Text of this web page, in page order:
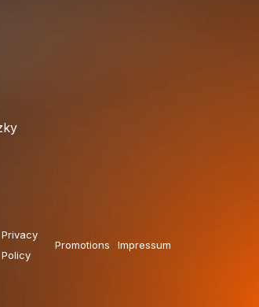
Privacy
Policy
Promotions Impressum